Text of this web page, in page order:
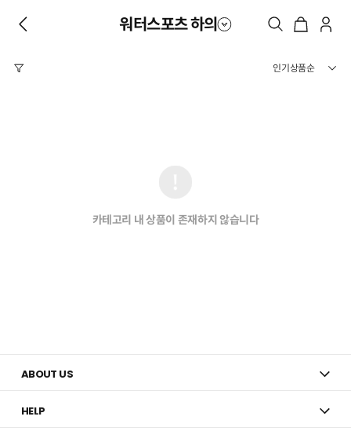
워터스포츠 하의
카테고리 내 상품이 존재하지 않습니다
ABOUT US
HELP